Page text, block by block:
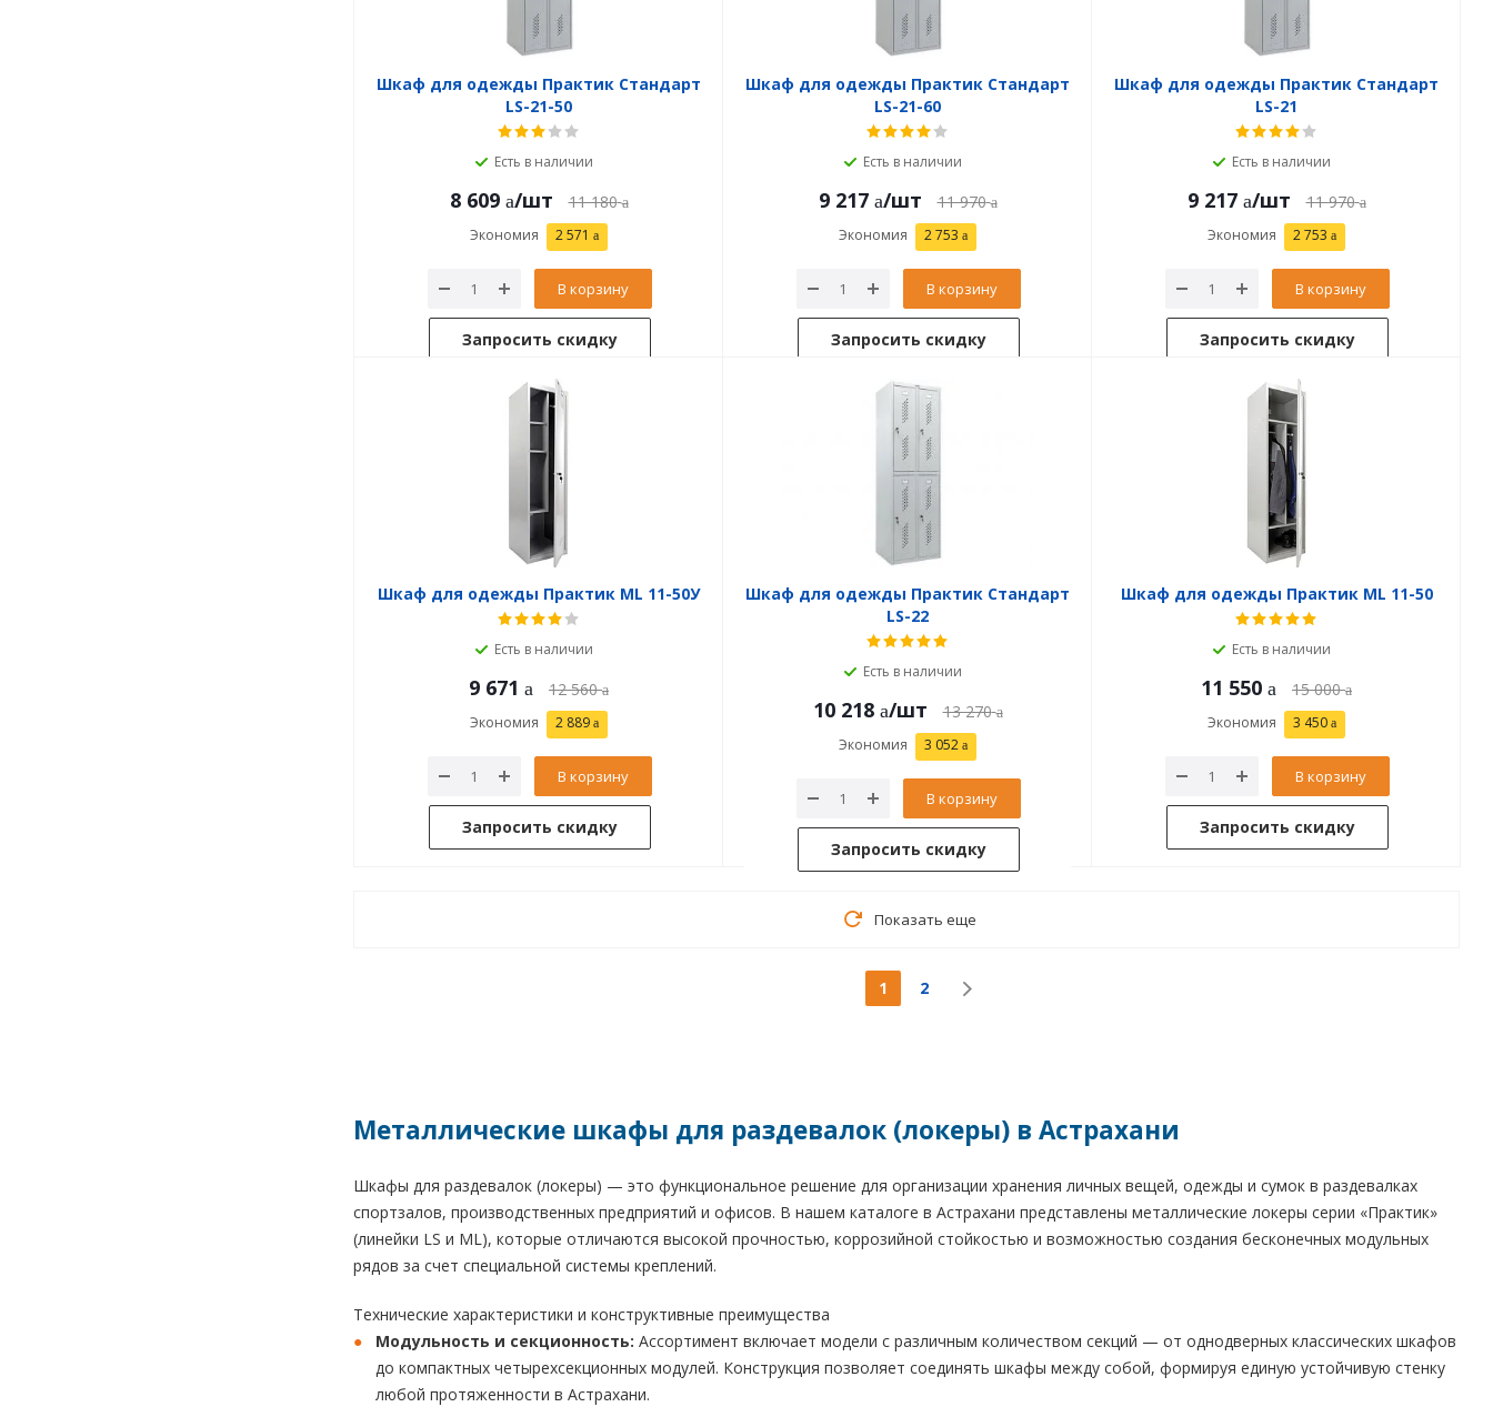
Шкаф для одежды Практик Стандарт
LS-21-50
Есть в наличии
8 609 /шт 11 180
Экономия 2 571
В корзину
Запросить скидку
Шкаф для одежды Практик Стандарт
LS-21-60
Есть в наличии
9 217 /шт 11 970
Экономия 2 753
В корзину
Запросить скидку
Шкаф для одежды Практик Стандарт
LS-21
Есть в наличии
9 217 /шт 11 970
Экономия 2 753
В корзину
Запросить скидку
Шкаф для одежды Практик ML 11-50У
Есть в наличии
9 671 12 560
Экономия 2 889
В корзину
Запросить скидку
Шкаф для одежды Практик Стандарт
LS-22
Есть в наличии
10 218 /шт 13 270
Экономия 3 052
В корзину
Запросить скидку
Шкаф для одежды Практик ML 11-50
Есть в наличии
11 550 15 000
Экономия 3 450
В корзину
Запросить скидку
Показать еще
1 2
Металлические шкафы для раздевалок (локеры) в Астрахани
Шкафы для раздевалок (локеры) — это функциональное решение для организации хранения личных вещей, одежды и сумок в раздевалках
спортзалов, производственных предприятий и офисов. В нашем каталоге в Астрахани представлены металлические локеры серии «Практик»
(линейки LS и ML), которые отличаются высокой прочностью, коррозийной стойкостью и возможностью создания бесконечных модульных
рядов за счет специальной системы креплений.
Технические характеристики и конструктивные преимущества
Модульность и секционность: Ассортимент включает модели с различным количеством секций — от однодверных классических шкафов
до компактных четырехсекционных модулей. Конструкция позволяет соединять шкафы между собой, формируя единую устойчивую стенку
любой протяженности в Астрахани.